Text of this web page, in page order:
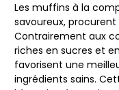
Les muffins à la
savoureux,
Contrairement aux
riches en sucres et
favorisent une
ingrédients sains.